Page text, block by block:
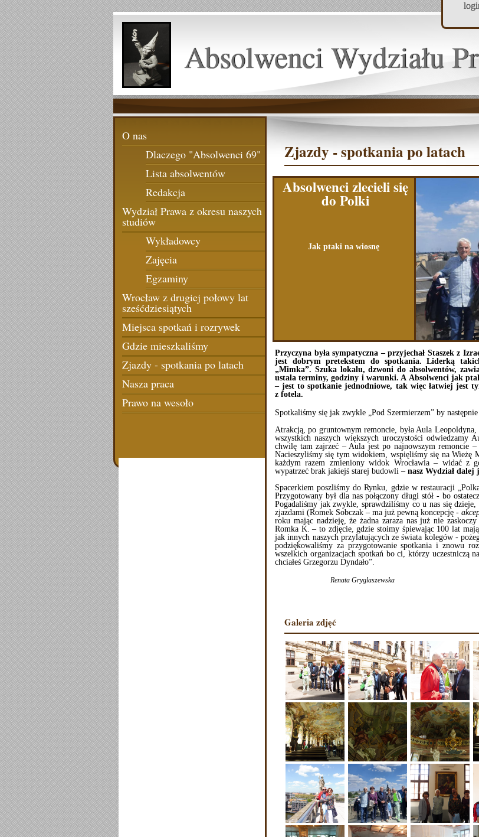
Absolwenci Wydziału
O nas
Dlaczego "Absolwenci 69"
Lista absolwentów
Redakcja
Wydział Prawa z okresu naszych
studiów
Wykładowcy
Zajęcia
Egzaminy
Wrocław z drugiej połowy lat
sześćdziesiątych
Miejsca spotkań i rozrywek
Gdzie mieszkaliśmy
Zjazdy - spotkania po latach
Nasza praca
Prawo na wesoło
Zjazdy - spotkania po latach
Absolwenci zlecieli się
do Polki
Jak ptaki na wiosnę
Przyczyna była sympatyczna – przyjechał Staszek z
jest dobrym pretekstem do spotkania. Liderką
„Mimka”. Szuka lokalu, dzwoni do absolwentów,
ustala terminy, godziny i warunki. A Absolwenci jak
– jest to spotkanie jednodniowe, tak więc łatwiej jest
z fotela.
Spotkaliśmy się jak zwykle „Pod Szermierzem” by
Atrakcją, po gruntownym remoncie, była Aula
wszystkich naszych większych uroczystości odwiedzamy
chwilę tam zajrzeć – Aula jest po najnowszym remoncie –
Nacieszyliśmy się tym widokiem, wspięliśmy się na Wieżę
każdym razem zmieniony widok Wrocławia – widać z
wypatrzeć brak jakiejś starej budowli – nasz Wydział dalej
Spacerkiem poszliśmy do Rynku, gdzie w restauracji
Przygotowany był dla nas połączony długi stół - bo
Pogadaliśmy jak zwykle, sprawdziliśmy co u nas się
zjazdami (Romek Sobczak – ma już pewną koncepcję -
roku mając nadzieję, że żadna zaraza nas już nie
Romka K. – to zdjęcie, gdzie stoimy śpiewając 100 lat
jak innych naszych przylatujących ze świata kolegów -
podziękowaliśmy za przygotowanie spotkania i znowu
wszelkich organizacjach spotkań bo ci, którzy uczestniczą
chciałeś Grzegorzu Dyndało”.
Renata Gryglaszewska
Galeria zdjęć